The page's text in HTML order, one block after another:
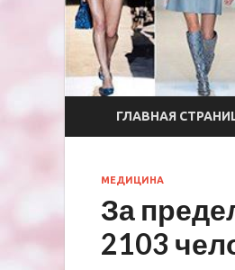
ГЛАВНАЯ
МЕДИЦИНА
За
2103